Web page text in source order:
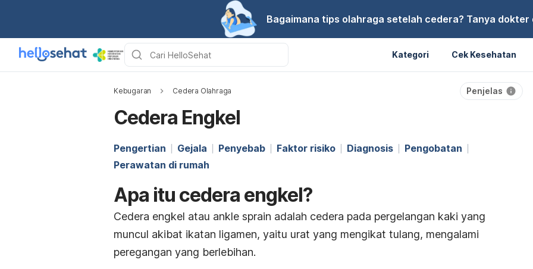
Bagaimana tips olahraga setelah cedera? Tanya dokter
Kategori Cek Kesehatan
Kebugaran Cedera Olahraga Penjelas
Cedera Engkel
Pengertian Gejala Penyebab Faktor risiko Diagnosis
Pengobatan
Perawatan di rumah
Apa itu cedera engkel?
Cedera engkel atau ankle sprain adalah cedera pada pergelangan kaki yang
muncul akibat ikatan ligamen, yaitu urat yang mengikat tulang, mengalami
peregangan yang berlebihan.